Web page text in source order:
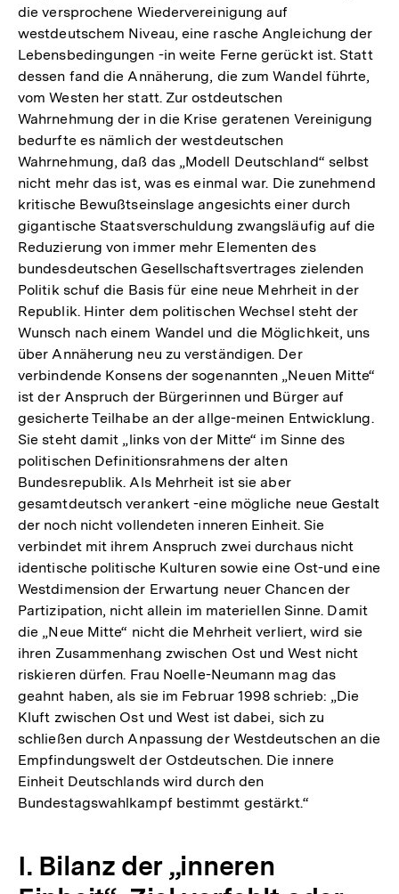
die versprochene Wiedervereinigung auf
westdeutschem Niveau, eine rasche Angleichung der
Lebensbedingungen -in weite Ferne gerückt ist. Statt
dessen fand die Annäherung, die zum Wandel führte,
vom Westen her statt. Zur ostdeutschen
Wahrnehmung der in die Krise geratenen Vereinigung
bedurfte es nämlich der westdeutschen
Wahrnehmung, daß das „Modell Deutschland“ selbst
nicht mehr das ist, was es einmal war. Die zunehmend
kritische Bewußtseinslage angesichts einer durch
gigantische Staatsverschuldung zwangsläufig auf die
Reduzierung von immer mehr Elementen des
bundesdeutschen Gesellschaftsvertrages zielenden
Politik schuf die Basis für eine neue Mehrheit in der
Republik. Hinter dem politischen Wechsel steht der
Wunsch nach einem Wandel und die Möglichkeit, uns
über Annäherung neu zu verständigen. Der
verbindende Konsens der sogenannten „Neuen Mitte“
ist der Anspruch der Bürgerinnen und Bürger auf
gesicherte Teilhabe an der allge-meinen Entwicklung.
Sie steht damit „links von der Mitte“ im Sinne des
politischen Definitionsrahmens der alten
Bundesrepublik. Als Mehrheit ist sie aber
gesamtdeutsch verankert -eine mögliche neue Gestalt
der noch nicht vollendeten inneren Einheit. Sie
verbindet mit ihrem Anspruch zwei durchaus nicht
identische politische Kulturen sowie eine Ost-und eine
Westdimension der Erwartung neuer Chancen der
Partizipation, nicht allein im materiellen Sinne. Damit
die „Neue Mitte“ nicht die Mehrheit verliert, wird sie
ihren Zusammenhang zwischen Ost und West nicht
riskieren dürfen. Frau Noelle-Neumann mag das
geahnt haben, als sie im Februar 1998 schrieb: „Die
Kluft zwischen Ost und West ist dabei, sich zu
schließen durch Anpassung der Westdeutschen an die
Empfindungswelt der Ostdeutschen. Die innere
Einheit Deutschlands wird durch den
Bundestagswahlkampf bestimmt gestärkt.“
I. Bilanz der „inneren